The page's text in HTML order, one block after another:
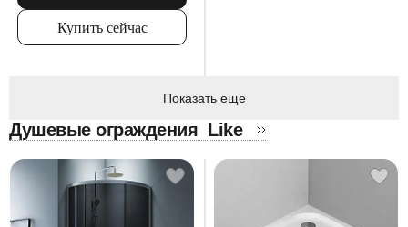
Купить сейчас
Показать еще
Душевые ограждения Like